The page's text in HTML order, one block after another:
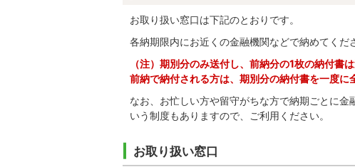
お取り扱い窓口は下記のとおりです。
各納期限内にお近くの金融機関などで納めてくだ
（注）期別分のみ送付し、前納分の1枚の納付書は
前納で納付される方は、期別分の納付書を一度に
なお、お忙しい方や留守がちな方で納期ごとに
いう制度もありますので、ご利用ください。
お取り扱い窓口